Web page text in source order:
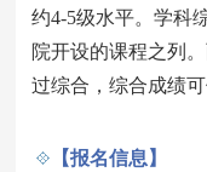
约4-5级水平。学科
院开设的课程之列
过综合，综合成绩
【报名信息】